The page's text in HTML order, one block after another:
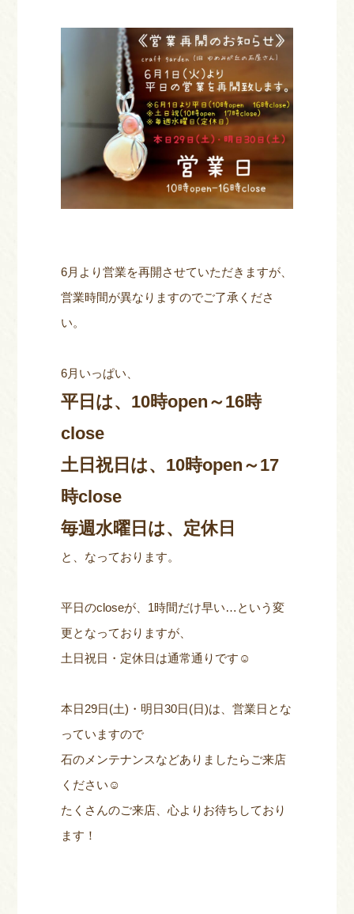
6月より営業を再開させていただきますが、
営業時間が異なりますのでご了承くださ
い。
6月いっぱい、
平日は、10時open～16時
close
土日祝日は、10時open～17
時close
毎週水曜日は、定休日
と、なっております。
平日のcloseが、1時間だけ早い…という変
更となっておりますが、
土日祝日・定休日は通常通りです☺
本日29日(土)・明日30日(日)は、営業日とな
っていますので
石のメンテナンスなどありましたらご来店
ください☺
たくさんのご来店、心よりお待ちしており
ます！